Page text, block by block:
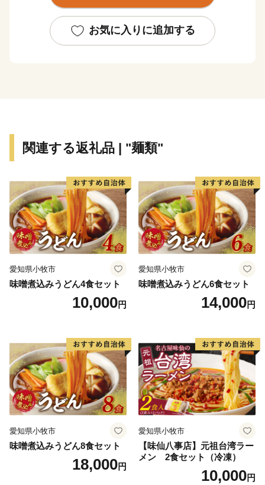
また、南の交流拠点都市として各種都市機能が集積して
◆お礼の品について◆
・鹿児島市に寄附をしていただいた方を対象に、お礼の
品をお送りします。
（鹿児島市内にお住まいの方にはお礼の品はお送りし
ていません。予めご了承ください。）
・お礼の品は、寄附の入金確認後、おおむね１か月以内
にお届けいたします。
（入金方法がクレジットカード決済以外の方は、１か
・県外にお住まいで、年2,000円以上の寄附をお寄せい
ただいた方に、鹿児島県内の観光・文化施設(仙巌園、
水族館、いおワールド かごしま水族館など約60施設)等
において入館料等の割引が受けられる「かごしま応援者
証」を発行しています。
※ご希望の方は、ご連絡をお願いいたします。
◆ワンストップ特例申請書◆
申請書を受領書と一緒にお送りします。
お気に入りに追加する
関連する返礼品 | "麺類"
愛知県小牧市
味噌煮込みうどん4食セット
10,000円
愛知県小牧市
味噌煮込みうどん6食セット
14,000円
愛知県小牧市
味噌煮込みうどん8食セット
18,000円
愛知県小牧市
【味仙八事店】元祖台湾ラー
メン 2食セット（冷凍）
10,000円